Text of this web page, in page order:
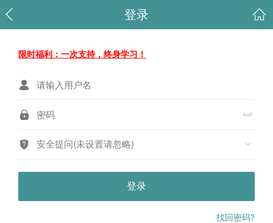
登录
限时福利：一次支持，终身学习！
安全提问(未设置请忽略)
登录
找回密码?